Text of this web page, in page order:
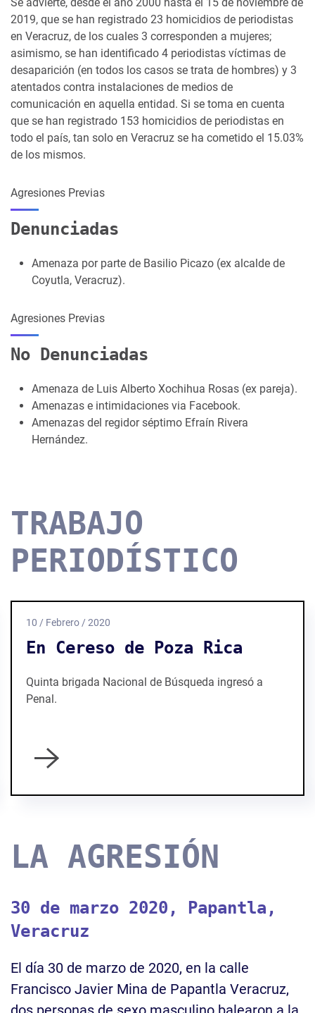
2019, que se han registrado 23 homicidios de periodistas
en Veracruz, de los cuales 3 corresponden a mujeres;
asimismo, se han identificado 4 periodistas víctimas de
desaparición (en todos los casos se trata de hombres) y 3
atentados contra instalaciones de medios de
comunicación en aquella entidad. Si se toma en cuenta
que se han registrado 153 homicidios de periodistas en
todo el país, tan solo en Veracruz se ha cometido el 15.03%
de los mismos.
Agresiones Previas
Denunciadas
Amenaza por parte de Basilio Picazo (ex alcalde de
Coyutla, Veracruz).
Agresiones Previas
No Denunciadas
Amenaza de Luis Alberto Xochihua Rosas (ex pareja).
Amenazas e intimidaciones via Facebook.
Amenazas del regidor séptimo Efraín Rivera
Hernández.
TRABAJO
PERIODÍSTICO
10 / Febrero / 2020
En Cereso de Poza Rica
Quinta brigada Nacional de Búsqueda ingresó a
Penal.
LA AGRESIÓN
30 de marzo 2020, Papantla,
Veracruz
El día 30 de marzo de 2020, en la calle
Francisco Javier Mina de Papantla Veracruz,